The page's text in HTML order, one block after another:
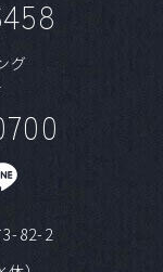
もいらっし
すればいい
前日でもご
合はお電話
グ
82-2